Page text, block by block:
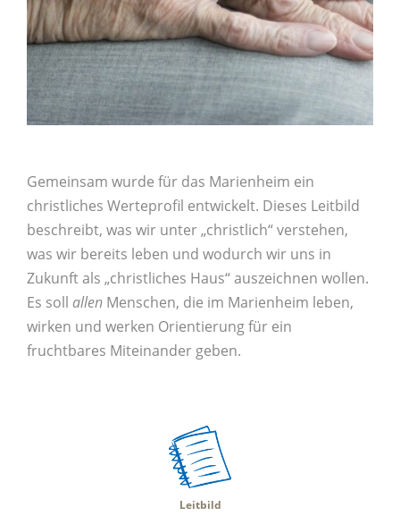
Gemeinsam wurde für das Marienheim ein
christliches Werteprofil entwickelt. Dieses Leitbild
beschreibt, was wir unter „christlich“ verstehen,
was wir bereits leben und wodurch wir uns in
Zukunft als „christliches Haus“ auszeichnen wollen.
Es soll allen Menschen, die im Marienheim leben,
wirken und werken Orientierung für ein
fruchtbares Miteinander geben.
Leitbild